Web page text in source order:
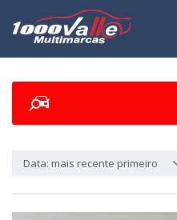
Data: mais recente primeiro